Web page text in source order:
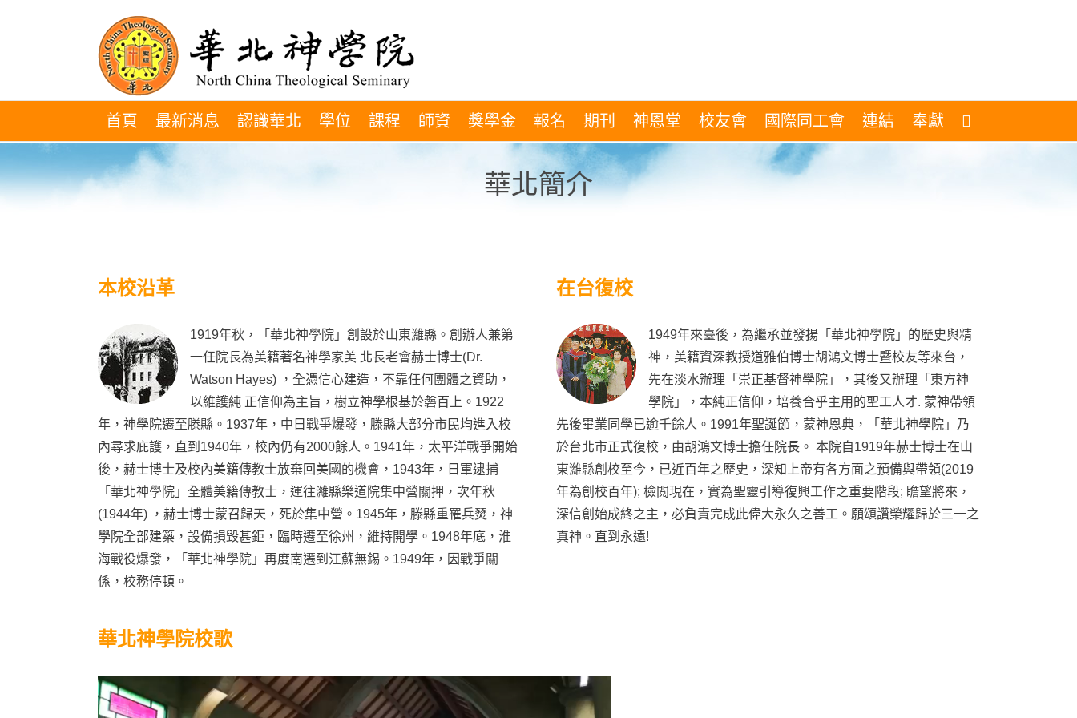
首頁 最新消息 認識華北 學位 課程 師資 獎學金 報名 期刊 神恩堂 校友會 國際同工會 連結 奉獻
華北簡介
本校沿革
1919年秋，「華北神學院」創設於山東濰縣。創辦人兼第
一任院長為美籍著名神學家美 北長老會赫士博士(Dr.
Watson Hayes) ，全憑信心建造，不靠任何團體之資助，
以維護純 正信仰為主旨，樹立神學根基於磐百上。1922
年，神學院遷至滕縣。1937年，中日戰爭爆發，滕縣大部分市民均進入校
內尋求庇護，直到1940年，校內仍有2000餘人。1941年，太平洋戰爭開始
後，赫士博士及校內美籍傳教士放棄回美國的機會，1943年，日軍逮捕
「華北神學院」全體美籍傳教士，運往濰縣樂道院集中營關押，次年秋
(1944年) ，赫士博士蒙召歸天，死於集中營。1945年，滕縣重罹兵燹，神
學院全部建築，設備損毀甚鉅，臨時遷至徐州，維持開學。1948年底，淮
海戰役爆發，「華北神學院」再度南遷到江蘇無錫。1949年，因戰爭關
係，校務停頓。
在台復校
1949年來臺後，為繼承並發揚「華北神學院」的歷史與精
神，美籍資深教授道雅伯博士胡鴻文博士暨校友等來台，
先在淡水辦理「崇正基督神學院」，其後又辦理「東方神
學院」，本純正信仰，培養合乎主用的聖工人才. 蒙神帶領
先後畢業同學已逾千餘人。1991年聖誕節，蒙神恩典，「華北神學院」乃
於台北市正式復校，由胡鴻文博士擔任院長。 本院自1919年赫士博士在山
東濰縣創校至今，已近百年之歷史，深知上帝有各方面之預備與帶領(2019
年為創校百年); 檢閲現在，實為聖靈引導復興工作之重要階段; 瞻望將來，
深信創始成終之主，必負責完成此偉大永久之善工。願頌讚榮耀歸於三一之
真神。直到永遠!
華北神學院校歌
視
訊